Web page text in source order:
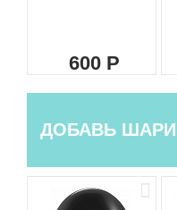
600
ДОБАВЬ